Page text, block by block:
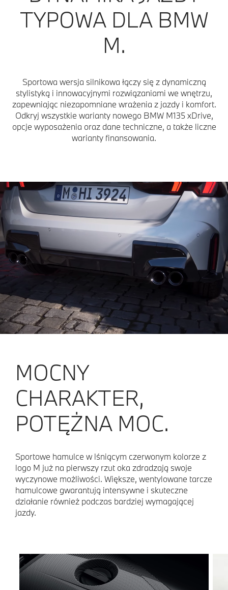
TYPOWA DLA BMW
M.
Sportowa wersja silnikowa łączy się z dynamiczną
stylistyką i innowacyjnymi rozwiązaniami we wnętrzu,
zapewniając niezapomniane wrażenia z jazdy i komfort.
Odkryj wszystkie warianty nowego BMW M135 xDrive,
opcje wyposażenia oraz dane techniczne, a także liczne
warianty finansowania.
MOCNY
CHARAKTER,
POTĘŻNA MOC.
Sportowe hamulce w lśniącym czerwonym kolorze z
logo M już na pierwszy rzut oka zdradzają swoje
wyczynowe możliwości. Większe, wentylowane tarcze
hamulcowe gwarantują intensywne i skuteczne
działanie również podczas bardziej wymagającej
jazdy.